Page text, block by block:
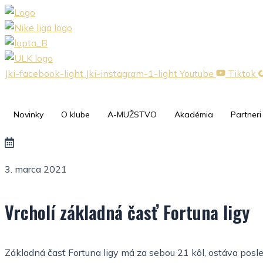
Preskočiť
na
obsah
Jki-facebook-light Jki-instagram-1-light Youtube Tiktok
Novinky O klube A-MUŽSTVO Akadémia Partneri
3. marca 2021
Vrcholí základná časť Fortuna ligy
Základná časť Fortuna ligy má za sebou 21 kôl, ostáva